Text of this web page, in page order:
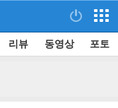
리뷰 동영상 포토